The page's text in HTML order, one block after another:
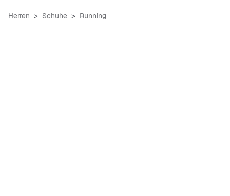
Herren Schuhe Running